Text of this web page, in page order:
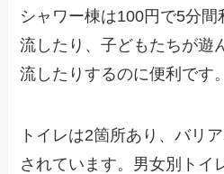
シャワー棟は100円で5分
流したり、子どもたちが遊
流したりするのに便利です。
トイレは2箇所あり、バリ
されています。男女別トイ